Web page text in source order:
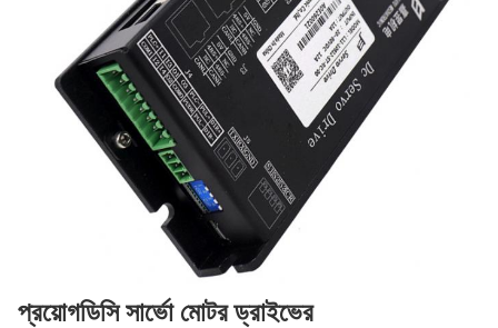
প্রয়োগডিসি সার্ভো মোটর ড্রাইভের